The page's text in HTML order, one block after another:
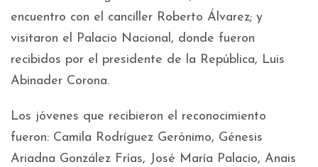
encuentro con el canciller Roberto Álvarez; y
visitaron el Palacio Nacional, donde fueron
recibidos por el presidente de la República, Luis
Abinader Corona.
Los jóvenes que recibieron el reconocimiento
fueron: Camila Rodríguez Gerónimo, Génesis
Ariadna González Frías, José María Palacio, Anais